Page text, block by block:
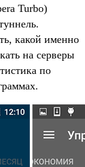
Turbo)
какой именно
на серверы
по